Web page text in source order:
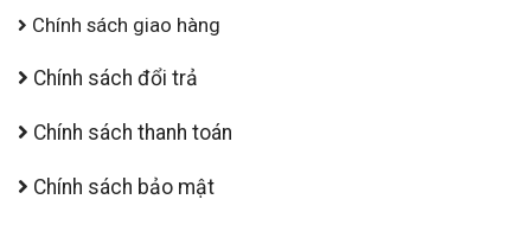
Chính sách giao hàng
Chính sách đổi trả
Chính sách thanh toán
Chính sách bảo mật